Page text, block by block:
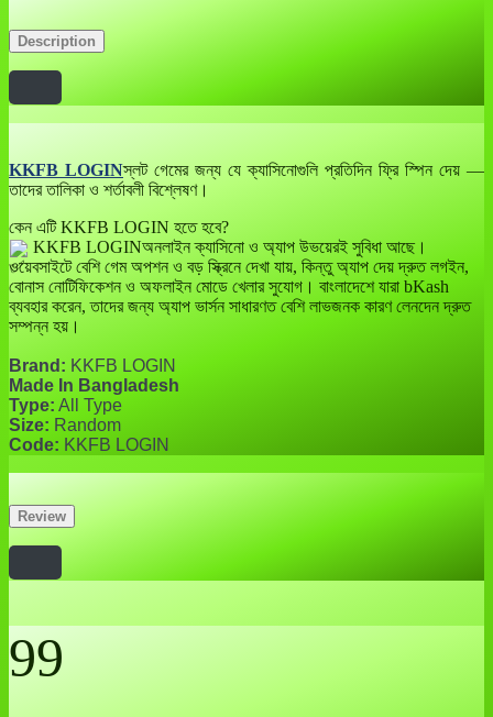
Description
KKFB LOGINস্লট গেমের জন্য যে ক্যাসিনোগুলি প্রতিদিন ফ্রি স্পিন দেয় —
তাদের তালিকা ও শর্তাবলী বিশ্লেষণ।
কেন এটি KKFB LOGIN হতে হবে?
KKFB LOGINঅনলাইন ক্যাসিনো ও অ্যাপ উভয়েরই সুবিধা আছে।
ওয়েবসাইটে বেশি গেম অপশন ও বড় স্ক্রিনে দেখা যায়, কিন্তু অ্যাপ দেয় দ্রুত লগইন,
বোনাস নোটিফিকেশন ও অফলাইন মোডে খেলার সুযোগ। বাংলাদেশে যারা bKash
ব্যবহার করেন, তাদের জন্য অ্যাপ ভার্সন সাধারণত বেশি লাভজনক কারণ লেনদেন দ্রুত
সম্পন্ন হয়।
Brand: KKFB LOGIN
Made In Bangladesh
Type: All Type
Size: Random
Code: KKFB LOGIN
Review
99